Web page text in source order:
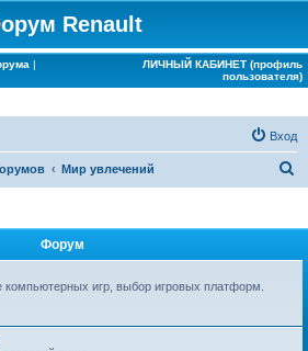
Renault
|
ЛИЧНЫЙ КАБИНЕТ (профиль
пользователя)
Вход
Мир увлечений
Форум
игр, выбор игровых платформ.